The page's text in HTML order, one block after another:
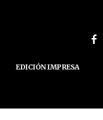
EDICIÓN IMPRESA